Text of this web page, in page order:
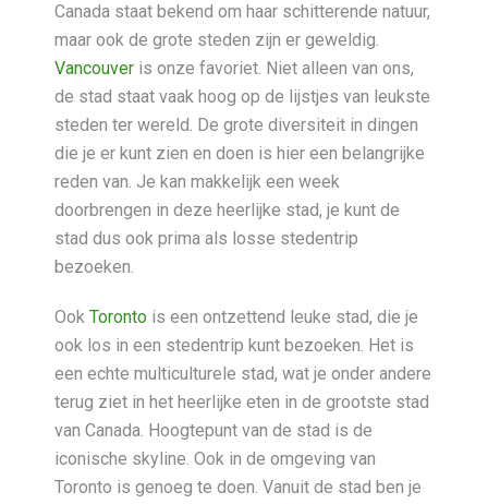
Canada staat bekend om haar schitterende natuur,
maar ook de grote steden zijn er geweldig.
Vancouver is onze favoriet. Niet alleen van ons,
de stad staat vaak hoog op de lijstjes van leukste
steden ter wereld. De grote diversiteit in dingen
die je er kunt zien en doen is hier een belangrijke
reden van. Je kan makkelijk een week
doorbrengen in deze heerlijke stad, je kunt de
stad dus ook prima als losse stedentrip
bezoeken.
Ook Toronto is een ontzettend leuke stad, die je
ook los in een stedentrip kunt bezoeken. Het is
een echte multiculturele stad, wat je onder andere
terug ziet in het heerlijke eten in de grootste stad
van Canada. Hoogtepunt van de stad is de
iconische skyline. Ook in de omgeving van
Toronto is genoeg te doen. Vanuit de stad ben je